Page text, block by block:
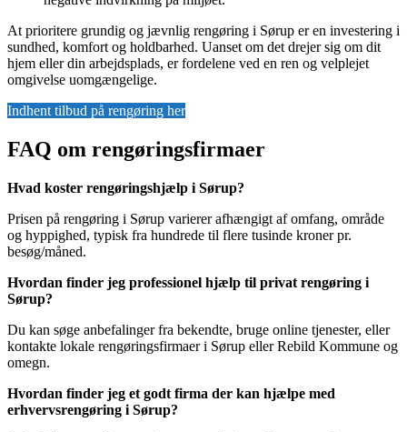
At prioritere grundig og jævnlig rengøring i Sørup er en investering i
sundhed, komfort og holdbarhed. Uanset om det drejer sig om dit
hjem eller din arbejdsplads, er fordelene ved en ren og velplejet
omgivelse uomgængelige.
Indhent tilbud på rengøring her
FAQ om rengøringsfirmaer
Hvad koster rengøringshjælp i Sørup?
Prisen på rengøring i Sørup varierer afhængigt af omfang, område
og hyppighed, typisk fra hundrede til flere tusinde kroner pr.
besøg/måned.
Hvordan finder jeg professionel hjælp til privat rengøring i
Sørup?
Du kan søge anbefalinger fra bekendte, bruge online tjenester, eller
kontakte lokale rengøringsfirmaer i Sørup eller Rebild Kommune og
omegn.
Hvordan finder jeg et godt firma der kan hjælpe med
erhvervsrengøring i Sørup?